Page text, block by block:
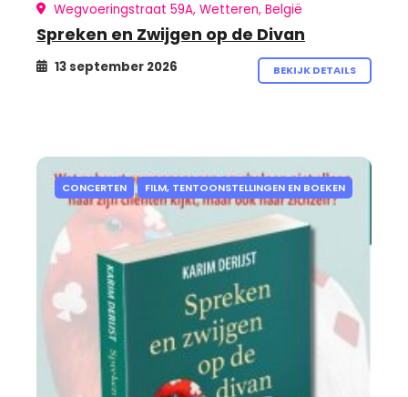
Wegvoeringstraat 59A, Wetteren, België
Spreken en Zwijgen op de Divan
13 september 2026 BEKIJK DETAILS
CONCERTEN FILM, TENTOONSTELLINGEN EN BOEKEN